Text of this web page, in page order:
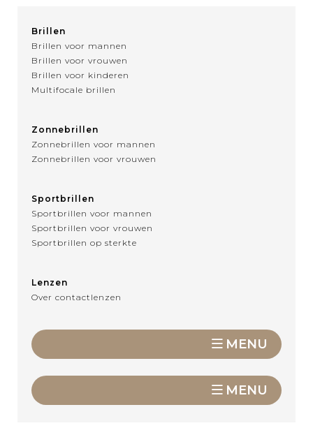
Brillen
Brillen voor mannen
Brillen voor vrouwen
Brillen voor kinderen
Multifocale brillen
Zonnebrillen
Zonnebrillen voor mannen
Zonnebrillen voor vrouwen
Sportbrillen
Sportbrillen voor mannen
Sportbrillen voor vrouwen
Sportbrillen op sterkte
Lenzen
Over contactlenzen
MENU
MENU